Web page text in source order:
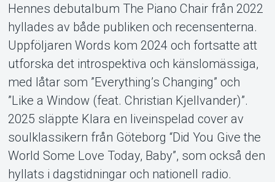
Hennes debutalbum The Piano Chair från 2022
hyllades av både publiken och recensenterna.
Uppföljaren Words kom 2024 och fortsatte att
utforska det introspektiva och känslomässiga,
med låtar som ”Everything’s Changing” och
”Like a Window (feat. Christian Kjellvander)”.
2025 släppte Klara en liveinspelad cover av
soulklassikern från Göteborg “Did You Give the
World Some Love Today, Baby”, som också den
hyllats i dagstidningar och nationell radio.